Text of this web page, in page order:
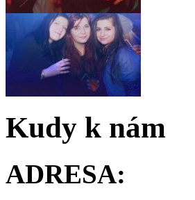
Kudy k nám
ADRESA: